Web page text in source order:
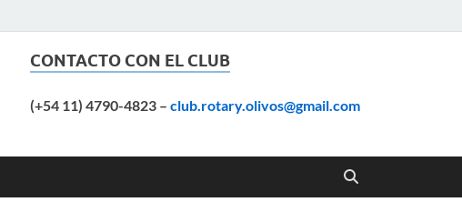
CONTACTO CON EL CLUB
(+54 11) 4790-4823 – club.rotary.olivos@gmail.com